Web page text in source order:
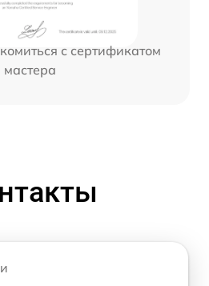
с сертификатом
мастера